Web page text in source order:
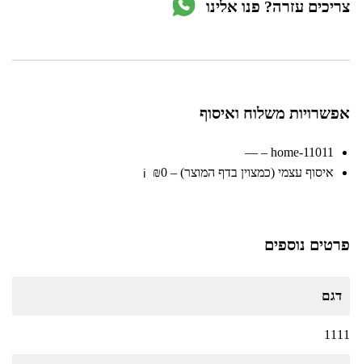
צריכים עזרה? פנו אלינו
אפשרויות משלוח ואיסוף
home-11011 – —
איסוף עצמי (כמצוין בדף המוצר) – ₪0
ℹ️
פרטים נוספים
דגם
1111